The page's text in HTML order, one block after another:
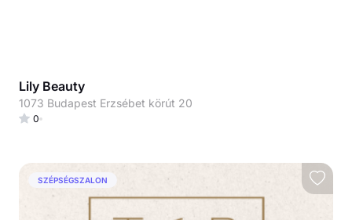
Lily Beauty
1073 Budapest Erzsébet körút 20
0
SZÉPSÉGSZALON